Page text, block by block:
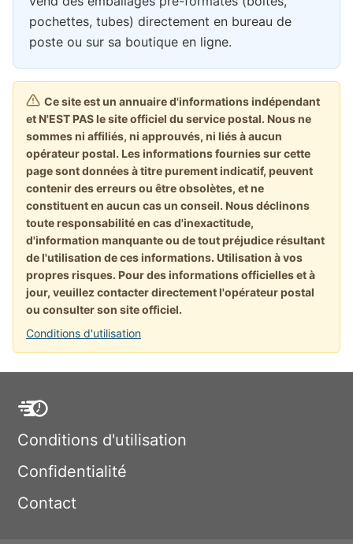
pochettes, tubes) directement en bureau de
poste ou sur sa boutique en ligne.
Ce site est un annuaire d'informations indépendant
et N'EST PAS le site officiel du service postal. Nous ne
sommes ni affiliés, ni approuvés, ni liés à aucun
opérateur postal. Les informations fournies sur cette
page sont données à titre purement indicatif, peuvent
contenir des erreurs ou être obsolètes, et ne
constituent en aucun cas un conseil. Nous déclinons
toute responsabilité en cas d'inexactitude,
d'information manquante ou de tout préjudice résultant
de l'utilisation de ces informations. Utilisation à vos
propres risques. Pour des informations officielles et à
jour, veuillez contacter directement l'opérateur postal
ou consulter son site officiel.
Conditions d'utilisation
Conditions d'utilisation
Confidentialité
Contact